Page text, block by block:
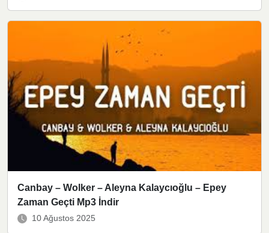
Canbay – Wolker – Aleyna Kalaycıoğlu – Epey
Zaman Geçti Mp3 İndir
10 Ağustos 2025